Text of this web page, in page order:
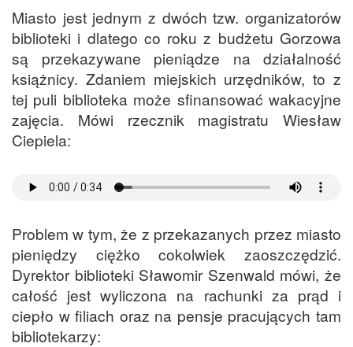
Miasto jest jednym z dwóch tzw. organizatorów
biblioteki i dlatego co roku z budżetu Gorzowa
są przekazywane pieniądze na działalność
książnicy. Zdaniem miejskich urzędników, to z
tej puli biblioteka może sfinansować wakacyjne
zajęcia. Mówi rzecznik magistratu Wiesław
Ciepiela:
Problem w tym, że z przekazanych przez miasto
pieniędzy ciężko cokolwiek zaoszczędzić.
Dyrektor biblioteki Sławomir Szenwald mówi, że
całość jest wyliczona na rachunki za prąd i
ciepło w filiach oraz na pensje pracujących tam
bibliotekarzy: